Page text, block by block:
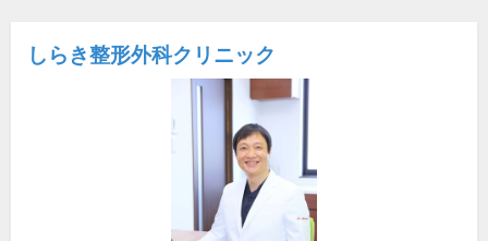
しらき整形外科クリニック